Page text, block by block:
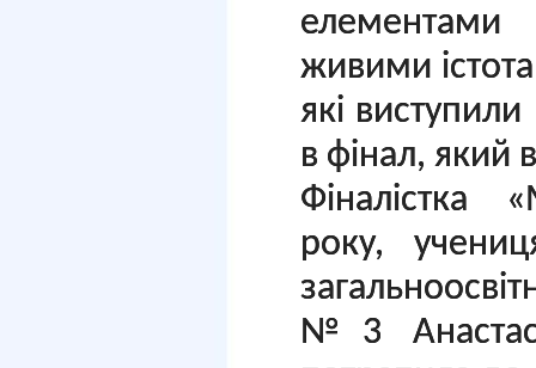
елементами
живими
які
в фінал, який
Фіналістка
року,
№3